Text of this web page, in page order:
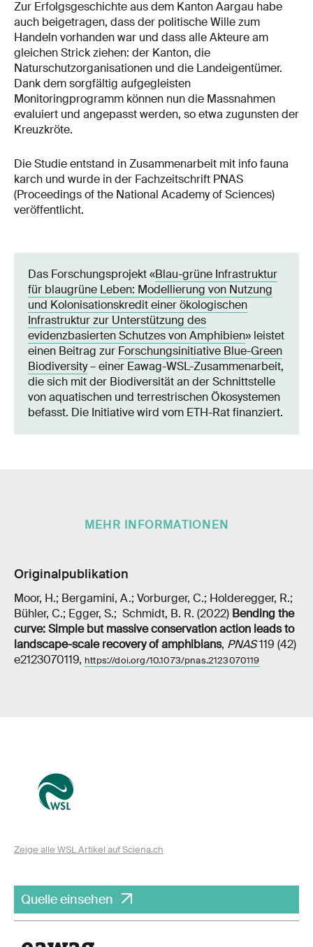
Zur Erfolgsgeschichte aus dem Kanton Aargau habe
auch beigetragen, dass der politische Wille zum
Handeln vorhanden war und dass alle Akteure am
gleichen Strick ziehen: der Kanton, die
Naturschutzorganisationen und die Landeigentümer.
Dank dem sorgfältig aufgegleisten
Monitoringprogramm können nun die Massnahmen
evaluiert und angepasst werden, so etwa zugunsten der
Kreuzkröte.
Die Studie entstand in Zusammenarbeit mit info fauna
karch und wurde in der Fachzeitschrift PNAS
(Proceedings of the National Academy of Sciences)
veröffentlicht.
Das Forschungsprojekt «Blau-grüne Infrastruktur
für blaugrüne Leben: Modellierung von Nutzung
und Kolonisationskredit einer ökologischen
Infrastruktur zur Unterstützung des
evidenzbasierten Schutzes von Amphibien» leistet
einen Beitrag zur Forschungsinitiative Blue-Green
Biodiversity– einer Eawag-WSL-Zusammenarbeit,
die sich mit der Biodiversität an der Schnittstelle
von aquatischen und terrestrischen Ökosystemen
befasst. Die Initiative wird vom ETH-Rat finanziert.
MEHR INFORMATIONEN
Originalpublikation
Moor, H.; Bergamini, A.; Vorburger, C.; Holderegger, R.;
Bühler, C.; Egger, S.; Schmidt, B. R. (2022) Bending the
curve: Simple but massive conservation action leads to
landscape-scale recovery of amphibians, PNAS119 (42)
e2123070119, https://doi.org/10.1073/pnas.2123070119
Zeige alle WSL Artikel auf Sciena.ch
Quelle einsehen